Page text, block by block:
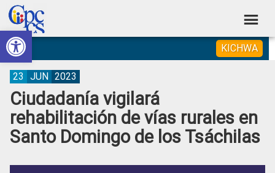
Abrir barra de herramientas
Skip
to
primary
navigation
Skip
to
main
content
Skip
to
primary
sidebar
Skip
to
footer
Consejo
de
Participación
Ciudadana
Control
Social
Construyendo
Poder
Ciudadano
KICHWA
Ciudadanía vigilará
rehabilitación de vías rurales en
Santo Domingo de los Tsáchilas
23 JUN 2023